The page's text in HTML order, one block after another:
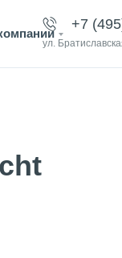
+7
ул.